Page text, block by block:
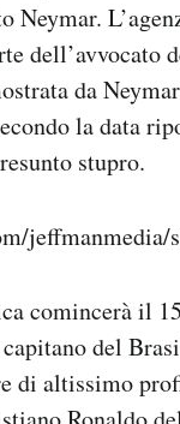
Neymar.
dell’avvocato
da
la data
stupro.
jeffmanmedia/
comincerà il
del
di altissimo